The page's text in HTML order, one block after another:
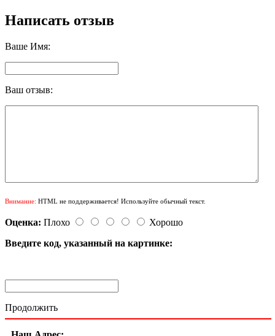
Написать отзыв
Ваше Имя:
Ваш отзыв:
Внимание: HTML не поддерживается! Используйте обычный текст.
Оценка: Плохо
Хорошо
Введите код, указанный на картинке:
Продолжить